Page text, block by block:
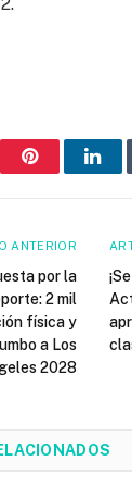
Pinterest
ANTERIOR
por la
2 mil
física y
a Los
2028